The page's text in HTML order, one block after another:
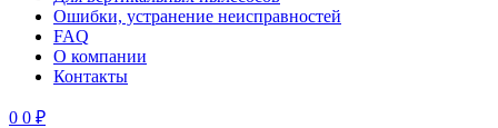
Ошибки, устранение неисправностей
FAQ
О компании
Контакты
0 0 ₽